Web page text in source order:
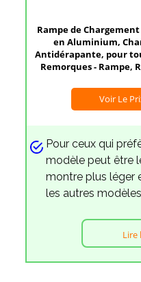
Rampe de Chargement
en Aluminium,
Antidérapante, pour
Remorques - Rampe,
Voir Le
Pour ceux qui
modèle peut être
montre plus léger
les autres
Lire